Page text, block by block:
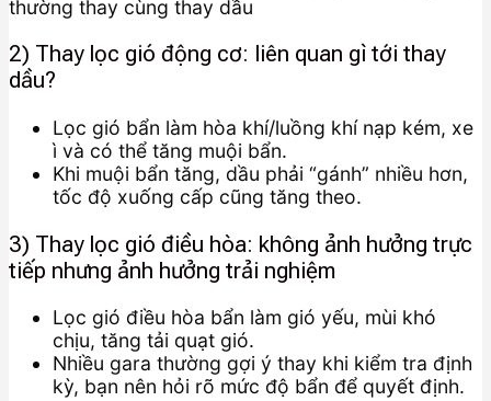
2) Thay lọc gió động cơ: liên quan gì tới thay
dầu?
Lọc gió bẩn làm hòa khí/luồng khí nạp kém, xe
ì và có thể tăng muội bẩn.
Khi muội bẩn tăng, dầu phải “gánh” nhiều hơn,
tốc độ xuống cấp cũng tăng theo.
3) Thay lọc gió điều hòa: không ảnh hưởng trực
tiếp nhưng ảnh hưởng trải nghiệm
Lọc gió điều hòa bẩn làm gió yếu, mùi khó
chịu, tăng tải quạt gió.
Nhiều gara thường gợi ý thay khi kiểm tra định
kỳ, bạn nên hỏi rõ mức độ bẩn để quyết định.